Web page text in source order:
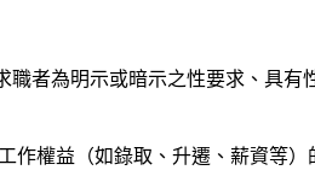
職者為明示或暗示之性要求、具
作權益（如錄取、升遷、薪資等）